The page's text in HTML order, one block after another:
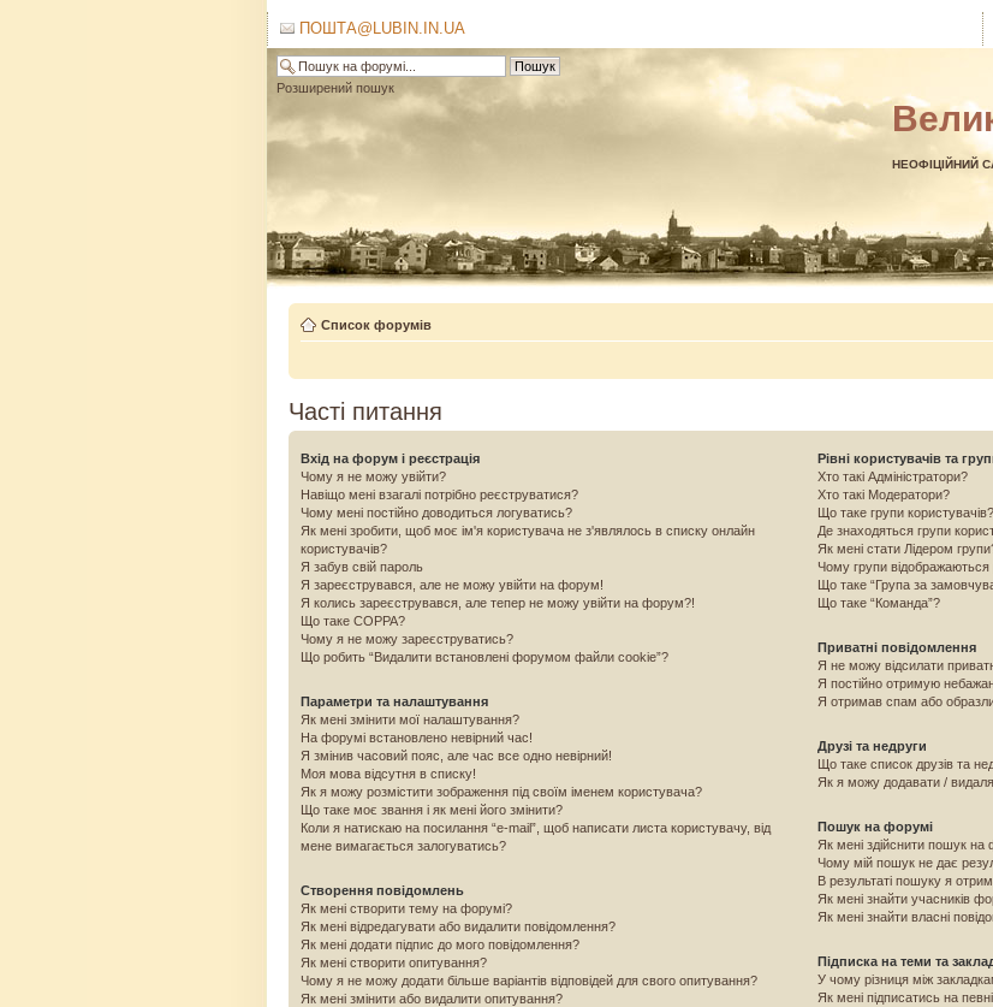
ПОШТА@LUBIN.IN.UA
НЕОФІЦІЙНИЙ
Розширений пошук
Список форумів
Часті питання
Вхід на форум і реєстрація
Чому я не можу увійти?
Навіщо мені взагалі потрібно реєструватися?
Чому мені постійно доводиться логуватись?
Як мені зробити, щоб моє ім'я користувача не з'являлось в списку онлайн
користувачів?
Я забув свій пароль
Я зареєструвався, але не можу увійти на форум!
Я колись зареєструвався, але тепер не можу увійти на форум?!
Що таке COPPA?
Чому я не можу зареєструватись?
Що робить “Видалити встановлені форумом файли cookie”?
Параметри та налаштування
Як мені змінити мої налаштування?
На форумі встановлено невірний час!
Я змінив часовий пояс, але час все одно невірний!
Моя мова відсутня в списку!
Як я можу розмістити зображення під своїм іменем користувача?
Що таке моє звання і як мені його змінити?
Коли я натискаю на посилання “e-mail”, щоб написати листа користувачу, від
мене вимагається залогуватись?
Створення повідомлень
Як мені створити тему на форумі?
Як мені відредагувати або видалити повідомлення?
Як мені додати підпис до мого повідомлення?
Як мені створити опитування?
Чому я не можу додати більше варіантів відповідей для свого опитування?
Як мені змінити або видалити опитування?
Рівні користувачів та
Хто такі Адміністратори?
Хто такі Модератори?
Що таке групи користувачів?
Де знаходяться групи
Як мені стати Лідером
Чому групи
Що таке “Група за
Що таке “Команда”?
Приватні повідомлення
Я не можу відсилати
Я постійно отримую
Я отримав спам або
Друзі та недруги
Що таке список друзів та
Як я можу додавати /
Пошук на форумі
Як мені здійснити пошук на
Чому мій пошук не дає
В результаті пошуку я
Як мені знайти учасників
Як мені знайти власні
Підписка на теми та
У чому різниця між
Як мені підписатись на